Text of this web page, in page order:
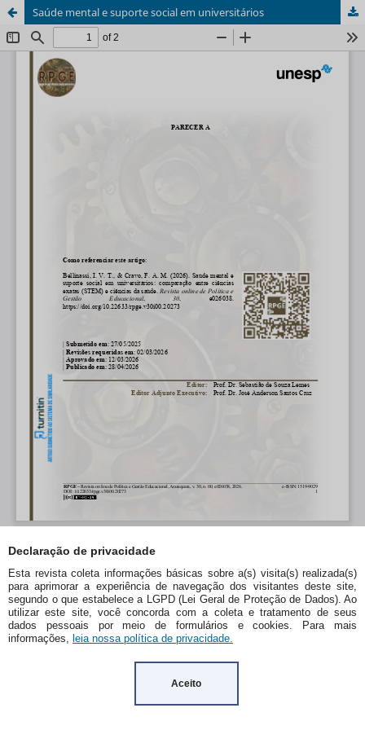
Declaração de privacidade
Esta revista coleta informações básicas sobre a(s) visita(s) realizada(s)
para aprimorar a experiência de navegação dos visitantes deste site,
segundo o que estabelece a LGPD (Lei Geral de Proteção de Dados). Ao
utilizar este site, você concorda com a coleta e tratamento de seus
dados pessoais por meio de formulários e cookies. Para mais
informações, leia nossa política de privacidade.
Aceito
Saúde mental e suporte social em universitários